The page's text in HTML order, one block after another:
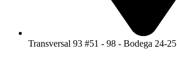
Transversal 93 #51 - 98 - Bodega 24-25